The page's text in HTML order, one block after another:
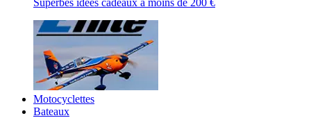
Superbes idées cadeaux à moins de 200 €
Motocyclettes
Bateaux